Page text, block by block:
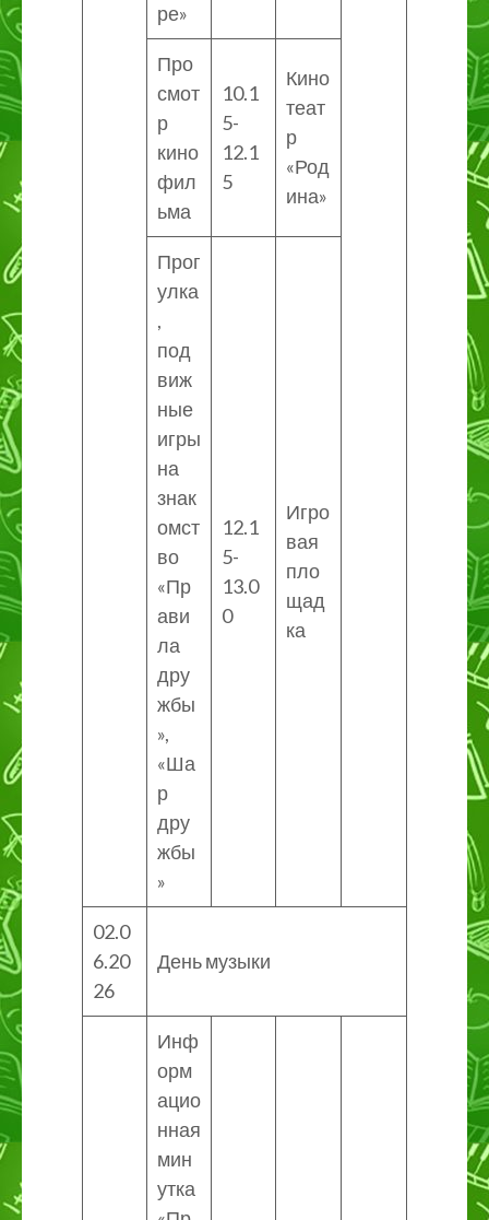
ре»
Про
смот
р
кино
фил
ьма
10.1
5-
12.1
5
Кино
теат
р
«Род
ина»
Прог
улка
,
под
виж
ные
игры
на
знак
омст
во
«Пр
ави
ла
дру
жбы
»,
«Ша
р
дру
жбы
»
12.1
5-
13.0
0
Игро
вая
пло
щад
ка
02.0
6.20
26
День музыки
Инф
орм
ацио
нная
мин
утка